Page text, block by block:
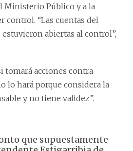
Ministerio Público y a la
control. “Las cuentas del
abiertas al control”,
tomará acciones contra
lo hará porque considera la
y no tiene validez”.
que supuestamente